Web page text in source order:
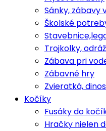
Sánky, zábavy
Školské
Trojkolky,
Zábava pri
Zábavné hry
Zvieratká,
Kočíky
Fusáky do
Hračky nielen